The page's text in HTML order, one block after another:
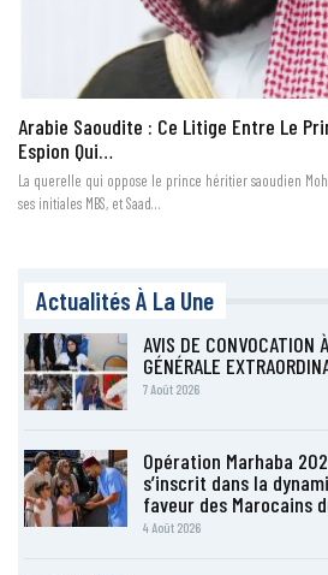
Arabie Saoudite : Ce Litige Entre Le
Espion Qui…
La querelle qui oppose le prince héritier saoudien
ses initiales MBS, et Saad…
Actualités À La Une
AVIS DE CONVOCATION
GÉNÉRALE
7 Août 2026
Opération Marhaba
s’inscrit dans la
faveur des Marocains
4 Août 2026